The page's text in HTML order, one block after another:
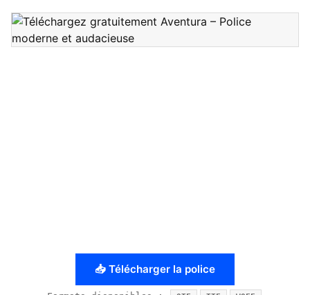
📥 Télécharger la police